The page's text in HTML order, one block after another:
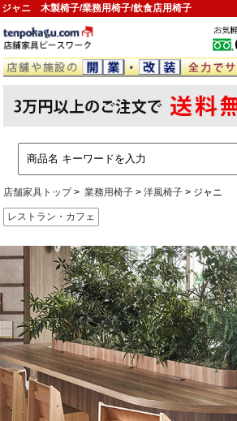
ジャニ 木製椅子/業務用椅子/飲食店用椅子
店舗家具トップ 業務用椅子 洋風椅子 ジャニ
レストラン・カフェ